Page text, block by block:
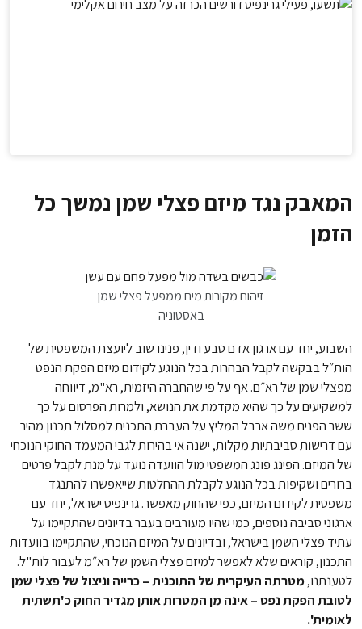
המאבק נגד מיזם פצלי שמן נמשך כל
הזמן
זיהום מקורות מים ממפעל פצלי שמן
באסטוניה
השבוע, יחד עם ארגון אדם טבע ודין, פנינו שוב ליועצת המשפטית של
הות״ל בבקשה לקבל הבהרות בכל הנוגע לקידום מיזם הפקת הנפט
מפצלי שמן של רא״ם. אף על פי שהחברה היזמית, רא"מ, דיווחה
למשקיעים על כך שהיא מקדמת את הנושא, ולמרות הפרסום על כך
ששר הפנים משה ארבל המליץ על העברת התכנית למסלול תכנון מהיר
עם דרישות סביבתיות מקלות, ישנה אי בהירות לגבי המעמד החוקי הנוכחי
של המיזם. הפינג פונג המשפטי מול הוועדה נועד על מנת לקבל פרטים
ברורים ושקיפות בכל הנוגע לקבלת ההחלטות שייאפשרו להתנגד
משפטית לקידום המיזם, כפי שהחוק מאפשר. גרינפיס ישראל, יחד עם
ארגוני סביבה נוספים, כמי שהיו מעורבים בעבר בדיונים שהתקיימו על
עתיד פצלי השמן בישראל, ובדיונים על המיזם הנוכחי, שהתקיימו בוועדות
התכנון, קוראים שלא לאפשר למיזם פצלי השמן של רא״מ לעבור לות"ל.
לטענתנו,מטרתה העיקרית של התוכנית – כרייה וניצול של פצלי שמן
לטובת הפקת נפט – אינה מן המטרות אותן מגדיר החוק כ'תשתית
לאומית'.